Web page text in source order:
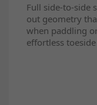
Full side-to-side
out geometry
when paddling
effortless